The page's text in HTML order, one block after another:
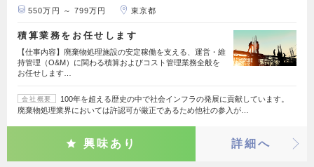
550万円 ～ 799万円 東京都
積算業務をお任せします
【仕事内容】廃棄物処理施設の安定稼働を支える、運営・維
持管理（O&M）に関わる積算およびコスト管理業務全般を
お任せします…
会社概要
100年を超える歴史の中で社会インフラの発展に貢献しています。
廃棄物処理業界においては許認可が厳正であるため他社の参入が…
興味あり 詳細へ